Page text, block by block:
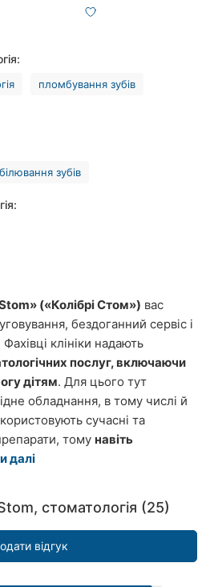
пломбування зубів
зубів
(«Колібрі Стом») вас
бездоганний сервіс і
клініки надають
послуг, включаючи
дітям. Для цього тут
обладнання, в тому числі й
сучасні та
тому навіть
далі
стоматологія (25)
відгук